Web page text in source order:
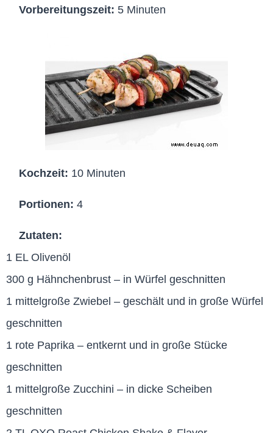
Vorbereitungszeit: 5 Minuten
Kochzeit: 10 Minuten
Portionen: 4
Zutaten:
1 EL Olivenöl
300 g Hähnchenbrust – in Würfel geschnitten
1 mittelgroße Zwiebel – geschält und in große Würfel
geschnitten
1 rote Paprika – entkernt und in große Stücke
geschnitten
1 mittelgroße Zucchini – in dicke Scheiben
geschnitten